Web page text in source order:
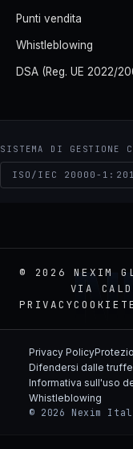
Punti vendita
Whistleblowing
DSA (Reg. UE 2022/
SISTEMA DI GESTIONE
ISO/IEC 20000-
© 2026 NEXIM
VIA
PRIVACYCOOKIE
Privacy Policy
Difendersi dalle truffe
Informativa sull'uso
Whistleblowing
© 2026 Nexim